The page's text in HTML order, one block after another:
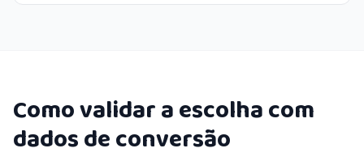
Como validar a escolha com
dados de conversão